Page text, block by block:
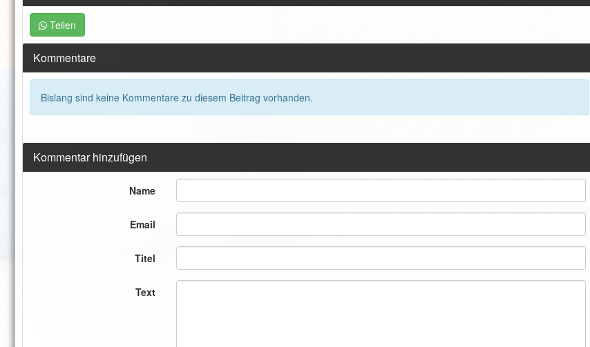
Teilen
Kommentare
Bislang sind keine Kommentare zu diesem Beitrag vorhanden.
Kommentar hinzufügen
Name
Email
Titel
Text